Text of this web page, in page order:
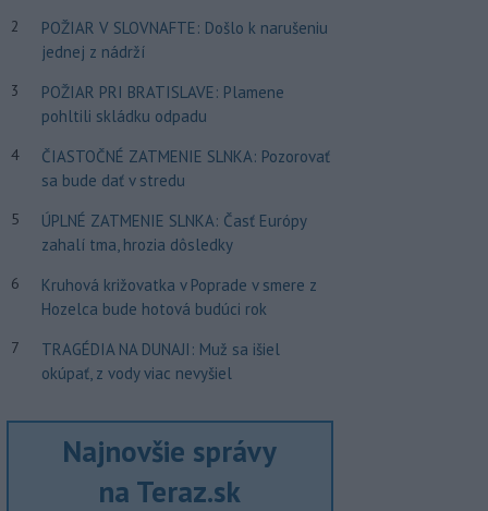
2
POŽIAR V SLOVNAFTE: Došlo k narušeniu
jednej z nádrží
3
POŽIAR PRI BRATISLAVE: Plamene
pohltili skládku odpadu
4
ČIASTOČNÉ ZATMENIE SLNKA: Pozorovať
sa bude dať v stredu
5
ÚPLNÉ ZATMENIE SLNKA: Časť Európy
zahalí tma, hrozia dôsledky
6
Kruhová križovatka v Poprade v smere z
Hozelca bude hotová budúci rok
7
TRAGÉDIA NA DUNAJI: Muž sa išiel
okúpať, z vody viac nevyšiel
Najnovšie správy
na Teraz.sk